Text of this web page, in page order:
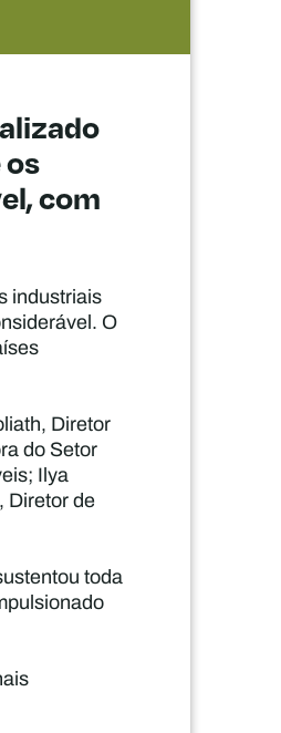
os
com
industriais
O
Diretor
do Setor
Ilya
Diretor de
toda